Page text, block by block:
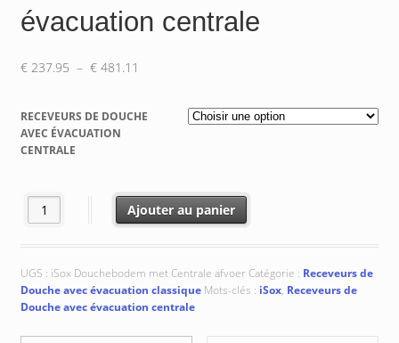
évacuation centrale
€237.95 – €481.11
€ 237.95
RECEVEURS DE DOUCHE
AVEC ÉVACUATION
CENTRALE
quantité de Receveurs de Douche avec évacuation centrale
Ajouter au panier
UGS : iSox Douchebodem met Centrale afvoer Catégorie : Receveurs de
Douche avec évacuation classique Mots-clés : iSox, Receveurs de
Douche avec évacuation centrale